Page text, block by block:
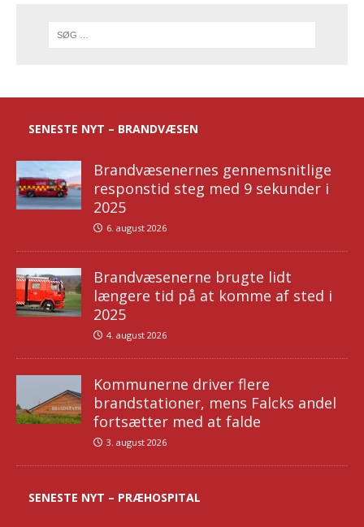
SENESTE NYT – BRANDVÆSEN
Brandvæsenernes gennemsnitlige
responstid steg med 9 sekunder i
2025
6. august 2026
Brandvæsenerne brugte lidt
længere tid på at komme af sted i
2025
4. august 2026
Kommunerne driver flere
brandstationer, mens Falcks andel
fortsætter med at falde
3. august 2026
SENESTE NYT – PRÆHOSPITAL